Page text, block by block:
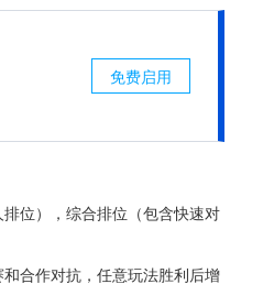
免费启用
位），综合排位（包含快速对
合作对抗，任意玩法胜利后增